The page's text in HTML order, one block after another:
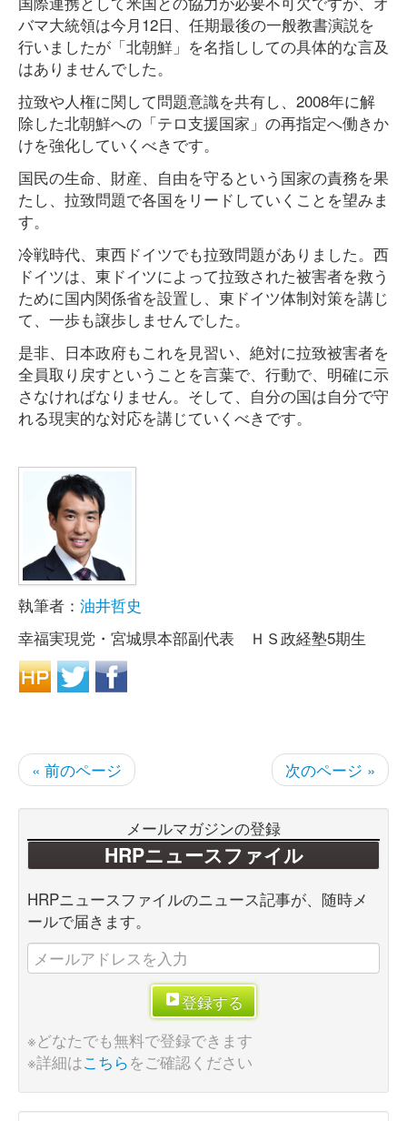
バマ大統領は今月12日、任期最後の一般教書演説を
行いましたが「北朝鮮」を名指ししての具体的な言及
はありませんでした。
拉致や人権に関して問題意識を共有し、2008年に解
除した北朝鮮への「テロ支援国家」の再指定へ働きか
けを強化していくべきです。
国民の生命、財産、自由を守るという国家の責務を果
たし、拉致問題で各国をリードしていくことを望みま
す。
冷戦時代、東西ドイツでも拉致問題がありました。西
ドイツは、東ドイツによって拉致された被害者を救う
ために国内関係省を設置し、東ドイツ体制対策を講じ
て、一歩も譲歩しませんでした。
是非、日本政府もこれを見習い、絶対に拉致被害者を
全員取り戻すということを言葉で、行動で、明確に示
さなければなりません。そして、自分の国は自分で守
れる現実的な対応を講じていくべきです。
執筆者： 油井哲史
幸福実現党・宮城県本部副代表 ＨＳ政経塾5期生
« 前のページ 次のページ »
メールマガジンの登録
HRPニュースファイル
HRPニュースファイルのニュース記事が、随時メ
ールで届きます。
登録する
※どなたでも無料で登録できます
※詳細はこちらをご確認ください